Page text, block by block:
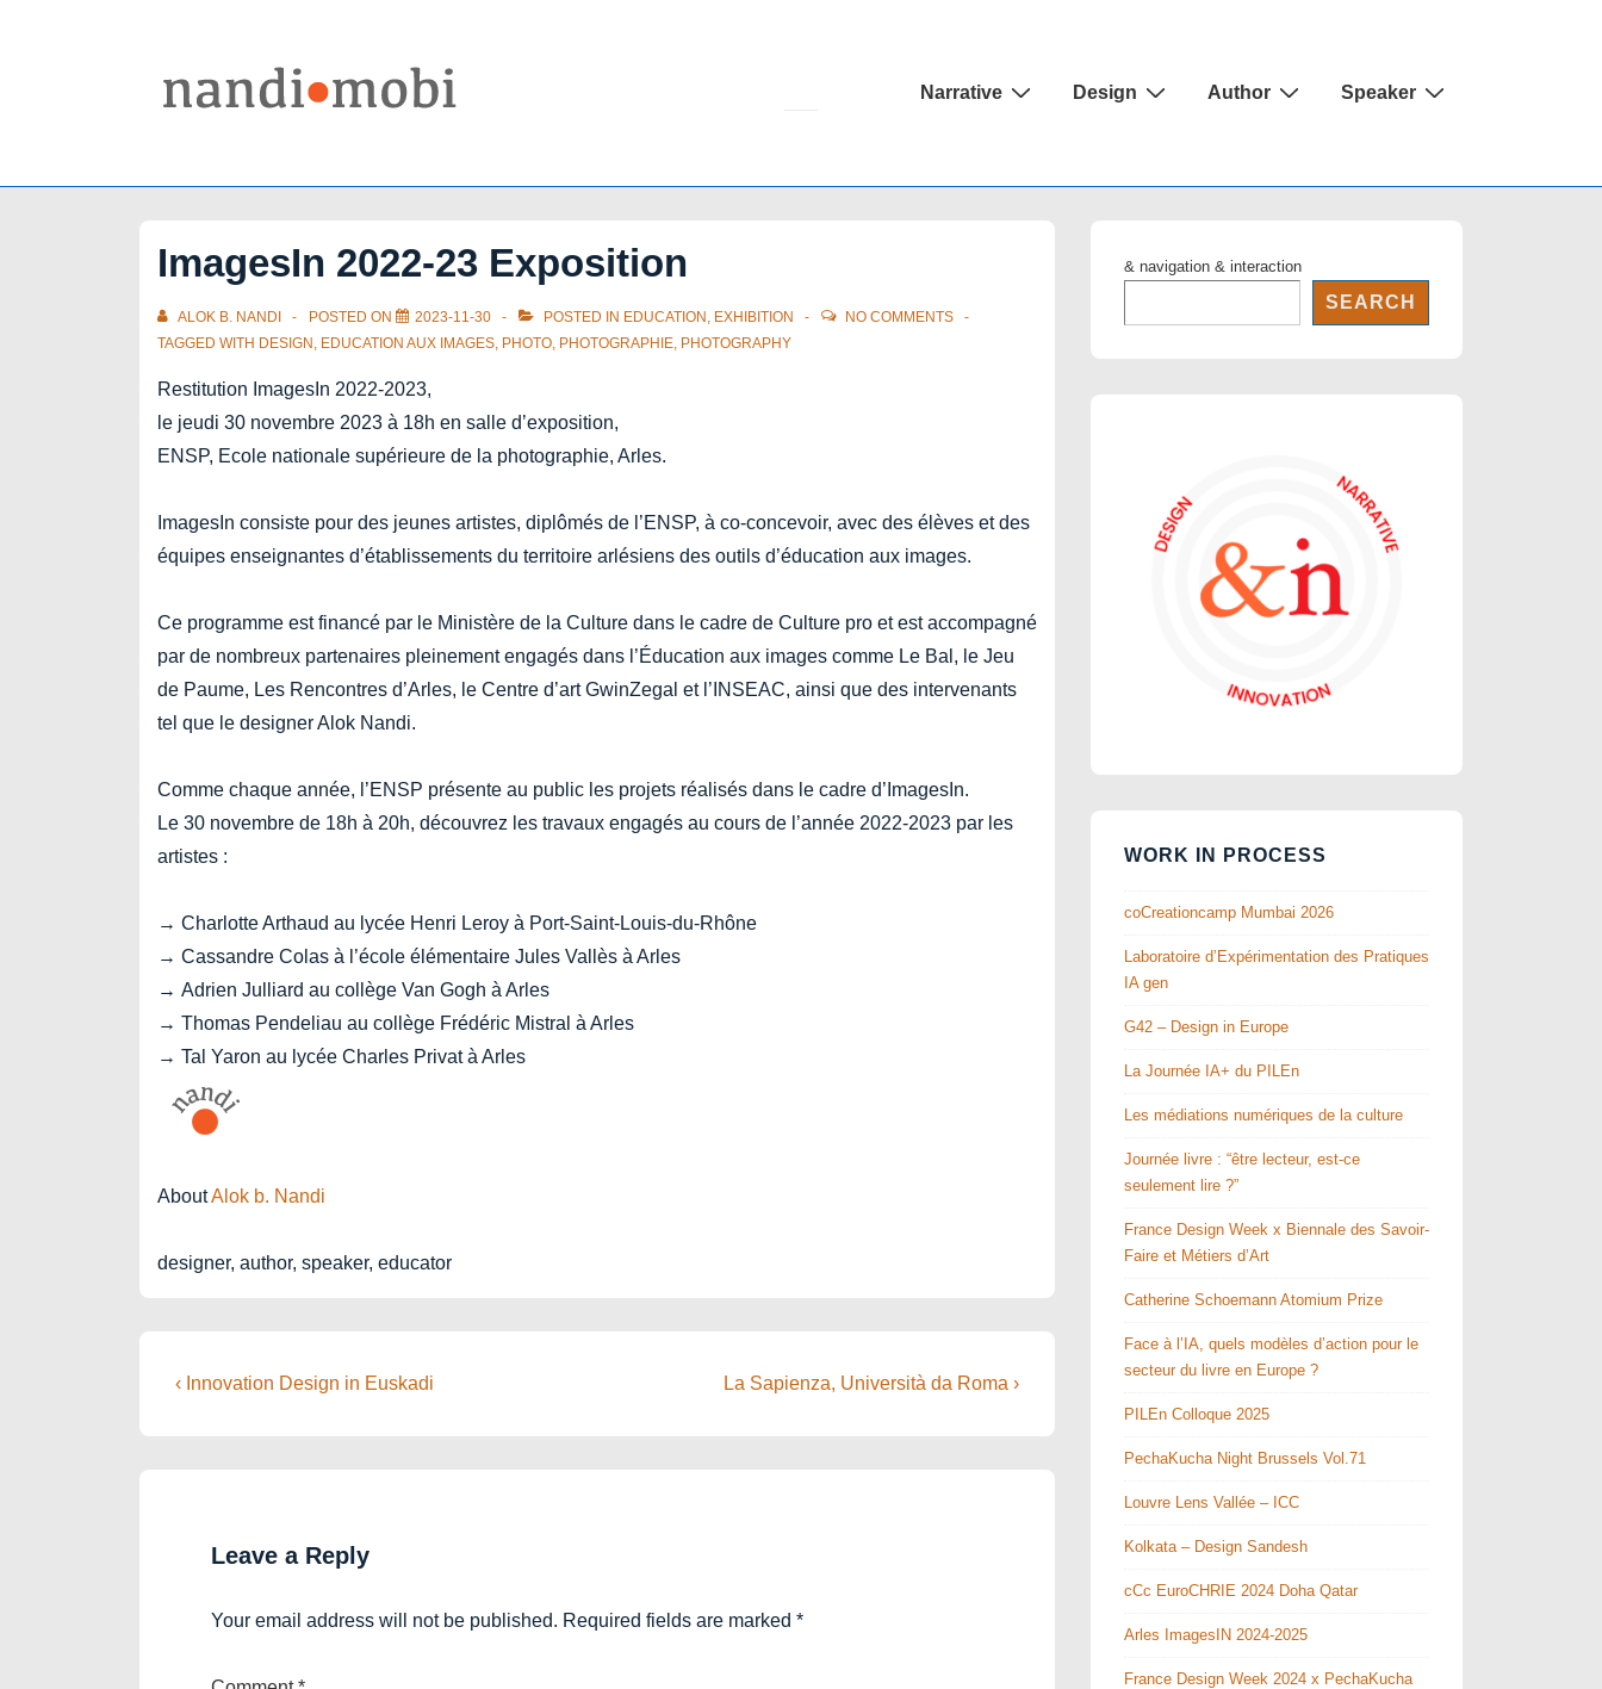
Main
Narrative Design Author Speaker
ImagesIn 2022-23 Exposition
ALOK B. NANDI POSTED ON 2023-11-30 POSTED IN EDUCATION , EXHIBITION
NO COMMENTS
TAGGED WITH DESIGN , EDUCATION AUX IMAGES, PHOTO, PHOTOGRAPHIE, PHOTOGRAPHY
Restitution ImagesIn 2022-2023,
le jeudi 30 novembre 2023 à 18h en salle d’exposition,
ENSP, Ecole nationale supérieure de la photographie, Arles.
ImagesIn consiste pour des jeunes artistes, diplômés de l’ENSP, à co-concevoir, avec des élèves et des
équipes enseignantes d’établissements du territoire arlésiens des outils d’éducation aux images.
Ce programme est financé par le Ministère de la Culture dans le cadre de Culture pro et est accompagné
par de nombreux partenaires pleinement engagés dans l’Éducation aux images comme Le Bal, le Jeu
de Paume, Les Rencontres d’Arles, le Centre d’art GwinZegal et l’INSEAC, ainsi que des intervenants
tel que le designer Alok Nandi.
Comme chaque année, l’ENSP présente au public les projets réalisés dans le cadre d’ImagesIn.
Le 30 novembre de 18h à 20h, découvrez les travaux engagés au cours de l’année 2022-2023 par les
artistes :
→ Charlotte Arthaud au lycée Henri Leroy à Port-Saint-Louis-du-Rhône
→ Cassandre Colas à l’école élémentaire Jules Vallès à Arles
→ Adrien Julliard au collège Van Gogh à Arles
→ Thomas Pendeliau au collège Frédéric Mistral à Arles
→ Tal Yaron au lycée Charles Privat à Arles
AboutAlok b. Nandi
designer, author, speaker, educator
Post
Previous
‹ Innovation Design in Euskadi
Next
La Sapienza, Università da Roma ›
Leave a Reply
Your email address will not be published. Required fields are marked *
& navigation & interaction
SEARCH
WORK IN PROCESS
coCreationcamp Mumbai 2026
Laboratoire d’Expérimentation des Pratiques
IA gen
G42 – Design in Europe
La Journée IA+ du PILEn
Les médiations numériques de la culture
Journée livre : “être lecteur, est-ce
seulement lire ?”
France Design Week x Biennale des Savoir-
Faire et Métiers d’Art
Catherine Schoemann Atomium Prize
Face à l’IA, quels modèles d’action pour le
secteur du livre en Europe ?
PILEn Colloque 2025
PechaKucha Night Brussels Vol.71
Louvre Lens Vallée – ICC
Kolkata – Design Sandesh
cCc EuroCHRIE 2024 Doha Qatar
Arles ImagesIN 2024-2025
France Design Week 2024 x PechaKucha